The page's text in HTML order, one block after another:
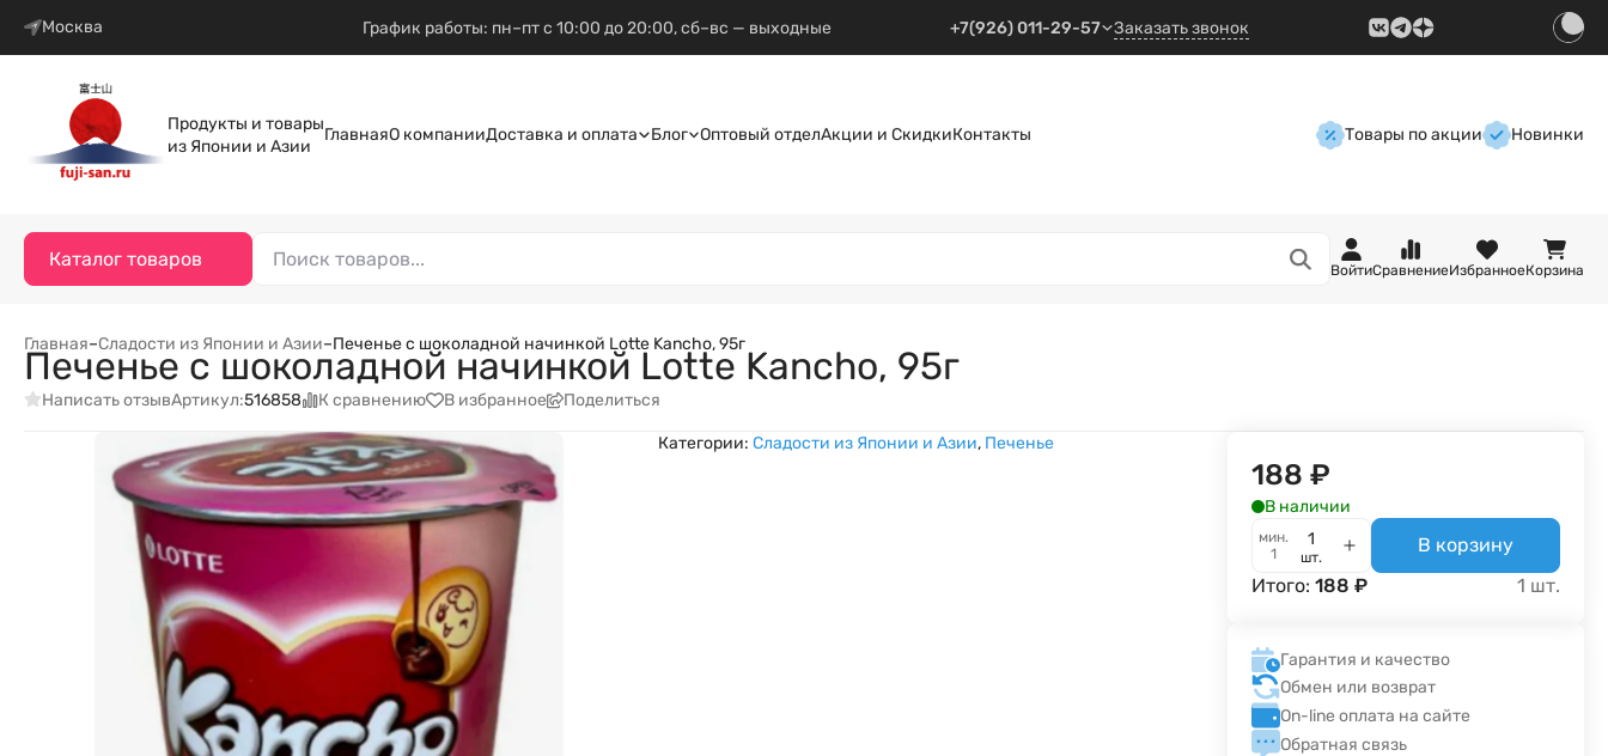
Москва График работы: пн–пт с 10:00 до 20:00, сб–вс — выходные +7(926) 011-29-57 Заказать звонок
Продукты и товары
из Японии и Азии
ГлавнаяО компанииДоставка и оплата Блог Оптовый отделАкции и СкидкиКонтакты Товары по акции Новинки
Каталог товаров
ВойтиСравнениеИзбранноеКорзина
Главная–Сладости из Японии и Азии–Печенье с шоколадной начинкой Lotte Kancho, 95г
Печенье с шоколадной начинкой Lotte Kancho, 95г
Написать отзывАртикул:516858 К сравнению В избранное Поделиться
Категории: Сладости из Японии и Азии, Печенье
188 ₽
В наличии
мин.
1
шт.
В корзину
Итого:188 ₽ 1 шт.
Гарантия и качество
Обмен или возврат
On-line оплата на сайте
Обратная связь